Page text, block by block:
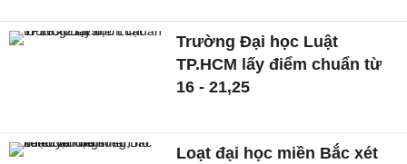
Trường Đại học Luật
TP.HCM lấy điểm chuẩn từ
16 - 21,25
Loạt đại học miền Bắc xét